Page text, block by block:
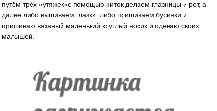
путём трёх «утяжек»с помощью ниток делаем глазницы и рот, а
далее либо вышиваем глазки ,либо пришиваем бусинки и
пришиваю вязаный маленький круглый носик и одеваю своих
малышей.